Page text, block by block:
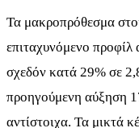
Τα μακροπρόθεσμα
επιταχυνόμενο
σχεδόν κατά 29% σε
προηγούμενη αύξηση
αντίστοιχα. Τα μικτά